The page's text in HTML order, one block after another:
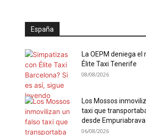
España
La OEPM deniega el
Élite Taxi Tenerife
08/08/2026
Los Mossos
taxi que
desde Empuriabrava
06/08/2026